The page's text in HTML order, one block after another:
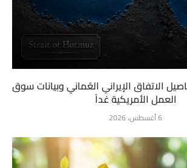
الاتفاق الإيراني العُماني وبيانات سوق
العمل الأمريكية غداً
6 أغسطس، 2026